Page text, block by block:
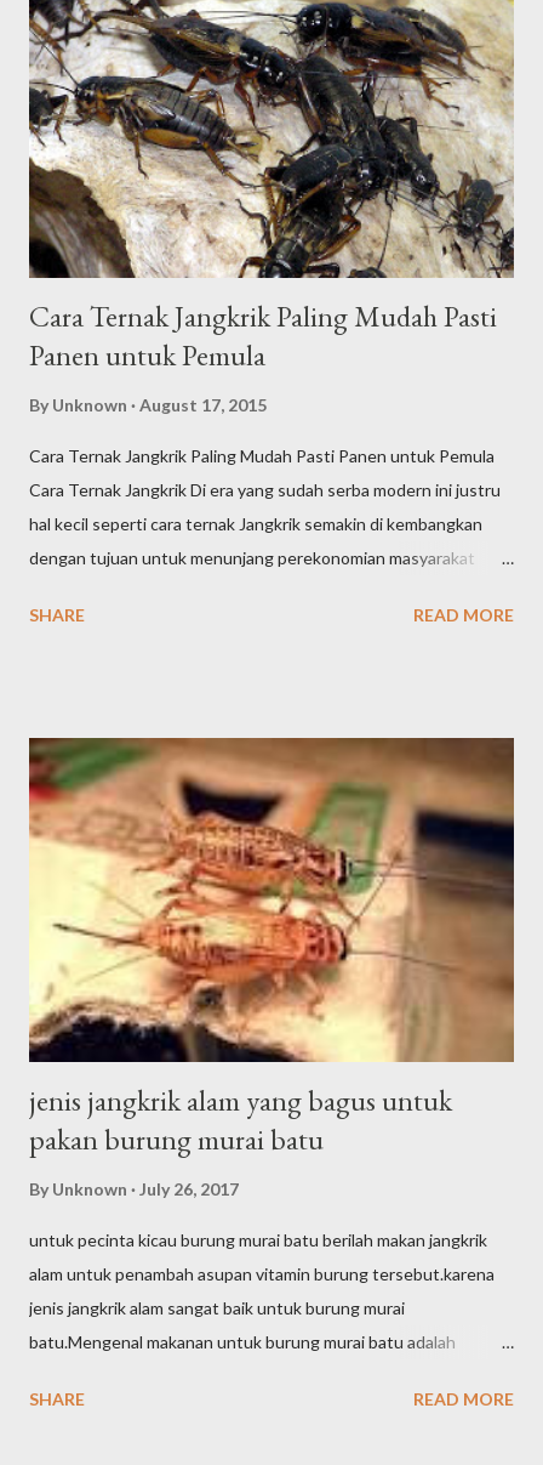
sekedar informasi saja, Jangkrik Genggong ini adalah penamaan
jangkrik kalung di daerah sumatra dan sekitarnya biasa juga
disebut jangkrik air (karena tubuhnya mengandung banyak
air.jenis jangkrik kalung/genggong itu merupakan jangkrik sering
kita jumpai , persebaran nya di seluruh indonesia. bentuk tubuh
jangkrik kalung/genggong lebih besar dari jangkrik alam dan
mengandung ban...
Cara Ternak Jangkrik Paling Mudah Pasti
Panen untuk Pemula
By Unknown August 17, 2015
Cara Ternak Jangkrik Paling Mudah Pasti Panen untuk Pemula
Cara Ternak Jangkrik Di era yang sudah serba modern ini justru
hal kecil seperti cara ternak Jangkrik semakin di kembangkan
dengan tujuan untuk menunjang perekonomian masyarakat
yang besarnya hanya sebiji kurma ini merupakan jenis serangga
(Gryllidae) yang saat ini telah ramai di budidayakan keberadaanya
oleh masyarakat di Negara Kita. Alasan utama ternak Jangkrik
adalah untuk mendapatkan penghasilan karena hasil panen
Jangkrik akan di jual dan di gunakan sebagai sumber pakan
binatang peliharaan seperti; burung, ikan hias, musang,
garangan, ular, aneka reptil, dan masih banyak lagi manfaat
lainnya. Cara Ternak Jangkrik Paling Mudah Pasti Panen untuk
Pemula Dalam cara ternak...
SHARE READ MORE
jenis jangkrik alam yang bagus untuk
pakan burung murai batu
By Unknown July 26, 2017
untuk pecinta kicau burung murai batu berilah makan jangkrik
alam untuk penambah asupan vitamin burung tersebut.karena
jenis jangkrik alam sangat baik untuk burung murai
batu.Mengenal makanan untuk burung murai batu adalah
memelihara atau merawat burung murai batu. Tujuannya tak lain
SHARE READ MORE